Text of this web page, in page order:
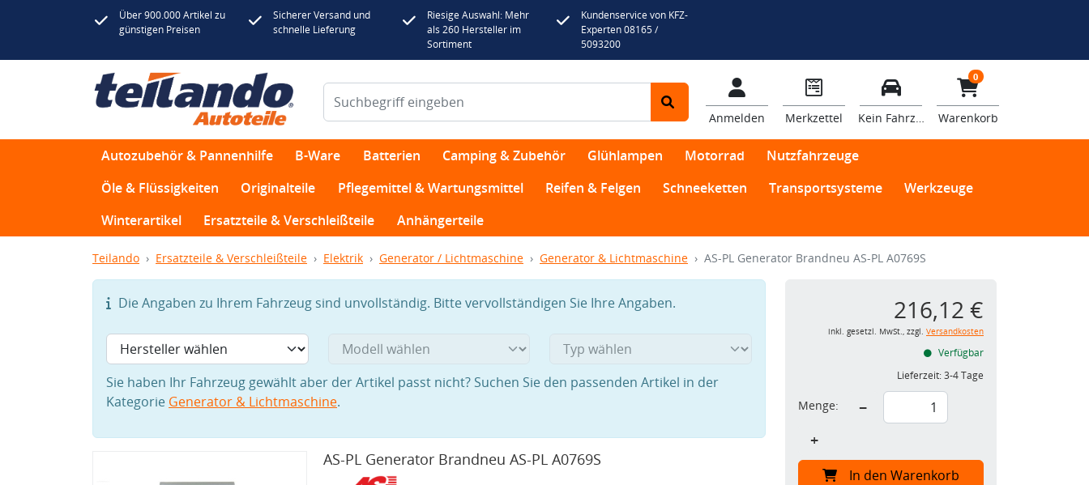
Über 900.000 Artikel zu
günstigen Preisen
Sicherer Versand und
schnelle Lieferung
Riesige Auswahl: Mehr
als 260 Hersteller im
Sortiment
Kundenservice von KFZ-
Experten 08165 /
5093200
Anmelden Merkzettel Kein Fahrzeug
0
Warenkorb
Autozubehör & Pannenhilfe B-Ware Batterien Camping & Zubehör Glühlampen Motorrad
Nutzfahrzeuge
Öle & Flüssigkeiten
Originalteile Pflegemittel & Wartungsmittel Reifen & Felgen Schneeketten Transportsysteme
Werkzeuge
Winterartikel
Ersatzteile & Verschleißteile Anhängerteile
Teilando Ersatzteile & Verschleißteile Elektrik Generator / Lichtmaschine Generator & Lichtmaschine AS-PL Generator Brandneu AS-PL A0769S
Die Angaben zu Ihrem Fahrzeug sind unvollständig. Bitte vervollständigen Sie Ihre Angaben.
Sie haben Ihr Fahrzeug gewählt aber der Artikel passt nicht? Suchen Sie den passenden Artikel in der
Kategorie Generator & Lichtmaschine.
AS-PL Generator Brandneu AS-PL A0769S
216,12 €
inkl. gesetzl. MwSt., zzgl. Versandkosten
Verfügbar
Lieferzeit:3-4 Tage
Menge:
−
+
In den Warenkorb